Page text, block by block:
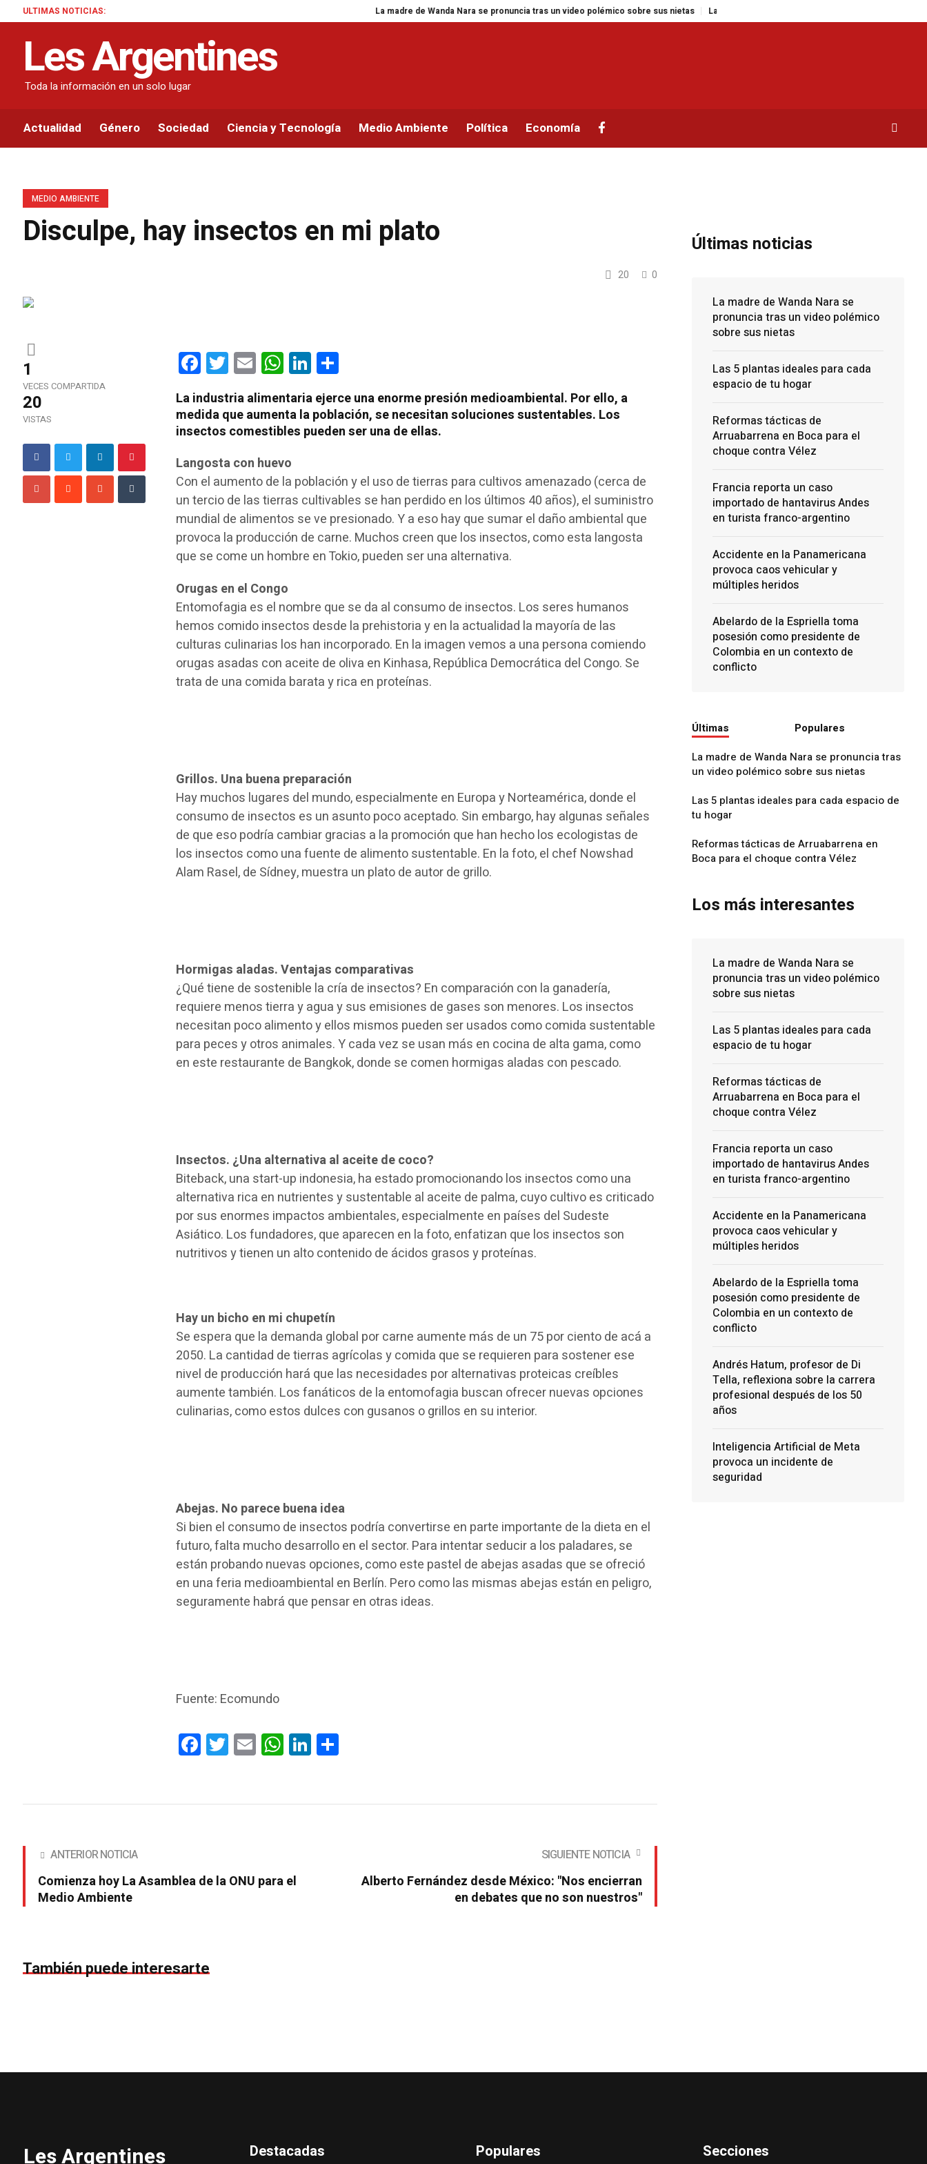
ULTIMAS NOTICIAS: La madre de Wanda Nara se pronuncia tras un video polémico sobre sus nietas Las 5 plantas ideales para cada espacio de tu hogar
Les Argentines
Toda la información en un solo lugar
Actualidad Género Sociedad Ciencia y Tecnología Medio Ambiente Política Economía
MEDIO AMBIENTE
Disculpe, hay insectos en mi plato
20 0
1
VECES COMPARTIDA
20
VISTAS
FacebookTwitterEmail WhatsAppLinkedIn
La industria alimentaria ejerce una enorme presión medioambiental. Por ello, a
medida que aumenta la población, se necesitan soluciones sustentables. Los
insectos comestibles pueden ser una de ellas.
Langosta con huevo
Con el aumento de la población y el uso de tierras para cultivos amenazado (cerca de
un tercio de las tierras cultivables se han perdido en los últimos 40 años), el suministro
mundial de alimentos se ve presionado. Y a eso hay que sumar el daño ambiental que
provoca la producción de carne. Muchos creen que los insectos, como esta langosta
que se come un hombre en Tokio, pueden ser una alternativa.
Orugas en el Congo
Entomofagia es el nombre que se da al consumo de insectos. Los seres humanos
hemos comido insectos desde la prehistoria y en la actualidad la mayoría de las
culturas culinarias los han incorporado. En la imagen vemos a una persona comiendo
orugas asadas con aceite de oliva en Kinhasa, República Democrática del Congo. Se
trata de una comida barata y rica en proteínas.
Grillos. Una buena preparación
Hay muchos lugares del mundo, especialmente en Europa y Norteamérica, donde el
consumo de insectos es un asunto poco aceptado. Sin embargo, hay algunas señales
de que eso podría cambiar gracias a la promoción que han hecho los ecologistas de
los insectos como una fuente de alimento sustentable. En la foto, el chef Nowshad
Alam Rasel, de Sídney, muestra un plato de autor de grillo.
Hormigas aladas. Ventajas comparativas
¿Qué tiene de sostenible la cría de insectos? En comparación con la ganadería,
requiere menos tierra y agua y sus emisiones de gases son menores. Los insectos
necesitan poco alimento y ellos mismos pueden ser usados como comida sustentable
para peces y otros animales. Y cada vez se usan más en cocina de alta gama, como
en este restaurante de Bangkok, donde se comen hormigas aladas con pescado.
Insectos. ¿Una alternativa al aceite de coco?
Biteback, una start-up indonesia, ha estado promocionando los insectos como una
alternativa rica en nutrientes y sustentable al aceite de palma, cuyo cultivo es criticado
por sus enormes impactos ambientales, especialmente en países del Sudeste
Asiático. Los fundadores, que aparecen en la foto, enfatizan que los insectos son
nutritivos y tienen un alto contenido de ácidos grasos y proteínas.
Hay un bicho en mi chupetín
Se espera que la demanda global por carne aumente más de un 75 por ciento de acá a
2050. La cantidad de tierras agrícolas y comida que se requieren para sostener ese
nivel de producción hará que las necesidades por alternativas proteicas creíbles
aumente también. Los fanáticos de la entomofagia buscan ofrecer nuevas opciones
culinarias, como estos dulces con gusanos o grillos en su interior.
Abejas. No parece buena idea
Si bien el consumo de insectos podría convertirse en parte importante de la dieta en el
futuro, falta mucho desarrollo en el sector. Para intentar seducir a los paladares, se
están probando nuevas opciones, como este pastel de abejas asadas que se ofreció
en una feria medioambiental en Berlín. Pero como las mismas abejas están en peligro,
seguramente habrá que pensar en otras ideas.
Fuente: Ecomundo
FacebookTwitterEmail WhatsAppLinkedIn
ANTERIOR NOTICIA
Comienza hoy La Asamblea de la ONU para el
Medio Ambiente
SIGUIENTE NOTICIA
Alberto Fernández desde México: "Nos encierran
en debates que no son nuestros"
También puede interesarte
Últimas noticias
La madre de Wanda Nara se
pronuncia tras un video polémico
sobre sus nietas
Las 5 plantas ideales para cada
espacio de tu hogar
Reformas tácticas de
Arruabarrena en Boca para el
choque contra Vélez
Francia reporta un caso
importado de hantavirus Andes
en turista franco-argentino
Accidente en la Panamericana
provoca caos vehicular y
múltiples heridos
Abelardo de la Espriella toma
posesión como presidente de
Colombia en un contexto de
conflicto
Últimas
Populares
La madre de Wanda Nara se pronuncia tras
un video polémico sobre sus nietas
Las 5 plantas ideales para cada espacio de
tu hogar
Reformas tácticas de Arruabarrena en
Boca para el choque contra Vélez
Los más interesantes
La madre de Wanda Nara se
pronuncia tras un video polémico
sobre sus nietas
Las 5 plantas ideales para cada
espacio de tu hogar
Reformas tácticas de
Arruabarrena en Boca para el
choque contra Vélez
Francia reporta un caso
importado de hantavirus Andes
en turista franco-argentino
Accidente en la Panamericana
provoca caos vehicular y
múltiples heridos
Abelardo de la Espriella toma
posesión como presidente de
Colombia en un contexto de
conflicto
Andrés Hatum, profesor de Di
Tella, reflexiona sobre la carrera
profesional después de los 50
años
Inteligencia Artificial de Meta
provoca un incidente de
seguridad
Les Argentines Destacadas Populares Secciones